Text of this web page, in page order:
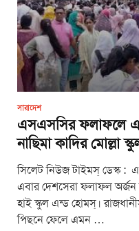
সারাদেশ
এসএসসির ফলাফলে
নাছিমা কাদির মোল্লা
সিলেট নিউজ টাইমস্ ডেস্ক :
এবার দেশসেরা ফলাফল অর্জন
হাই স্কুল এন্ড হোমস্।
পিছনে ফেলে এমন …